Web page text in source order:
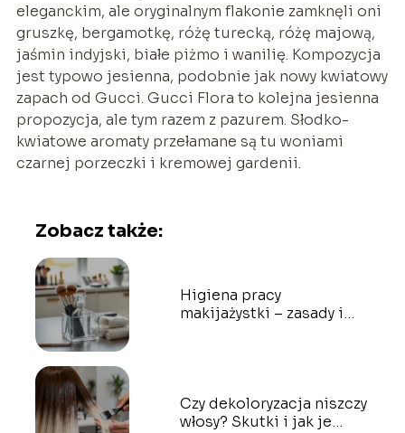
eleganckim, ale oryginalnym flakonie zamknęli oni
gruszkę, bergamotkę, różę turecką, różę majową,
jaśmin indyjski, białe piżmo i wanilię. Kompozycja
jest typowo jesienna, podobnie jak nowy kwiatowy
zapach od Gucci. Gucci Flora to kolejna jesienna
propozycja, ale tym razem z pazurem. Słodko-
kwiatowe aromaty przełamane są tu woniami
czarnej porzeczki i kremowej gardenii.
Zobacz także:
Higiena pracy
makijażystki – zasady i
Czy dekoloryzacja niszczy
włosy? Skutki i jak je